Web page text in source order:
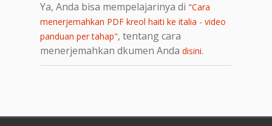
Ya, Anda bisa mempelajarinya di "Cara
menerjemahkan PDF kreol haiti ke italia - video
panduan per tahap", tentang cara
menerjemahkan dkumen Anda disini.